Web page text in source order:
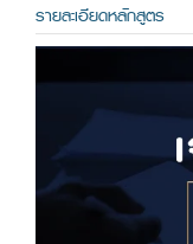
รายละเอียดหลักสูตร